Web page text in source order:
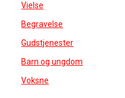
Vielse
Begravelse
Gudstjenester
Barn og ungdom
Voksne